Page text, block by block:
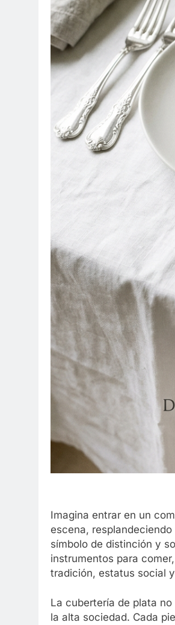
Imagina entrar en un
escena,
símbolo de distinción y
instrumentos para
tradición, estatus social
La cubertería de plata
la alta sociedad. Cada